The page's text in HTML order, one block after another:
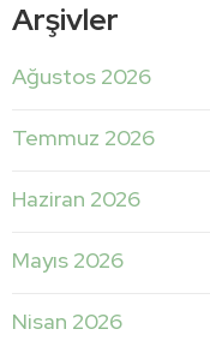
Arşivler
Ağustos 2026
Temmuz 2026
Haziran 2026
Mayıs 2026
Nisan 2026